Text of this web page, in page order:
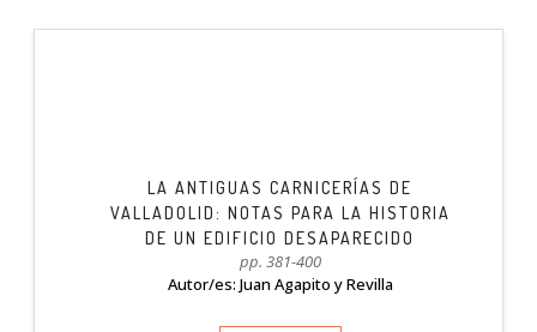
LA ANTIGUAS CARNICERÍAS DE
VALLADOLID: NOTAS PARA LA HISTORIA
DE UN EDIFICIO DESAPARECIDO
pp. 381-400
Autor/es: Juan Agapito y Revilla